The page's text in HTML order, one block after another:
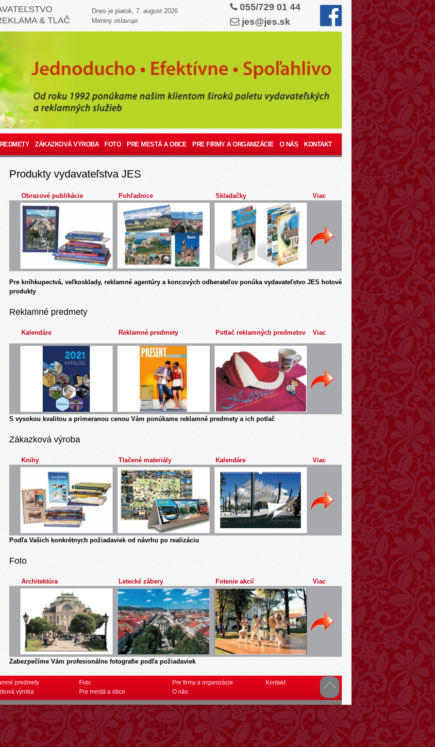
& TLAČ
Dnes je piatok, 7. august 2026
Meniny oslavuje:
055/729 01 44
jes@jes.sk
ZÁKAZKOVÁ VÝROBA FOTO PRE MESTÁ A OBCE PRE FIRMY A ORGANIZÁCIE O NÁS KONTAKT
Produkty vydavateľstva JES
Obrazové publikácie Pohľadnice Skladačky Viac
Pre kníhkupectvá, veľkosklady, reklamné agentúry a koncových odberateľov ponúka vydavateľstvo JES hotové
produkty
Reklamné predmety
Kalendáre Reklamné predmety Potlač reklamných predmetov Viac
S vysokou kvalitou a primeranou cenou Vám ponúkame reklamné predmety a ich potlač
Zákazková výroba
Knihy Tlačené materiály Kalendáre Viac
Podľa Vašich konkrétnych požiadaviek od návrhu po realizáciu
Foto
Architektúra Letecké zábery Fotenie akcií Viac
Zabezpečíme Vám profesionálne fotografie podľa požiadaviek
predmety
výroba
Foto
Pre mestá a obce
Pre firmy a organizácie
O nás
Kontakt